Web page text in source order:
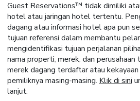
Guest Reservations™ tidak dimiliki
hotel atau jaringan hotel tertentu.
dagang atau informasi hotel apa pun
tujuan referensi dalam membantu
mengidentifikasi tujuan perjalanan
nama properti, merek, dan
merek dagang terdaftar atau
pemiliknya masing-masing. Klik di sini
lanjut.